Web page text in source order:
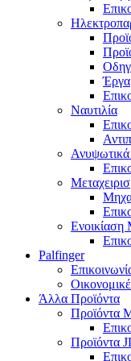
Έργα
Ναυτιλία
Palfinger
Άλλα Προϊόντα
Προϊόντα
Προϊόντα